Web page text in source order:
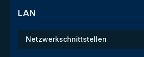
LAN
Netzwerkschnittstellen